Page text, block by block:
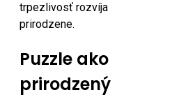
trpezlivosť rozvíja
prirodzene.
Puzzle ako
prirodzený